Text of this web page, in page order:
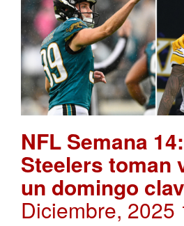
NFL Semana
Steelers toman
un domingo
Diciembre, 2025